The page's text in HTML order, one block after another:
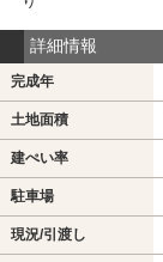
詳細情報
完成年
土地面積
建ぺい率
駐車場
現況/引渡し